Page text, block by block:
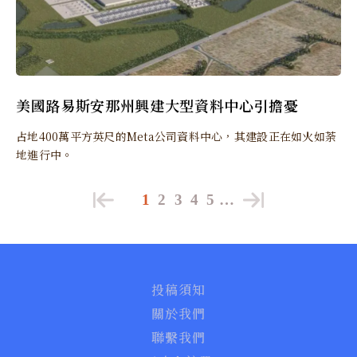
美國路易斯安那州興建大型資料中心引擔憂
占地400萬平方英尺的Meta公司資料中心，其建設正在如火如荼
地進行中。
1 2 3 4 5 …
投稿須知
關於我們
聯繫我們